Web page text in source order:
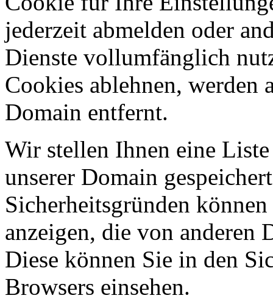
jederzeit abmelden oder
Dienste vollumfänglich
Cookies ablehnen, werden
Domain entfernt.
Wir stellen Ihnen eine
unserer Domain
Sicherheitsgründen
anzeigen, die von anderen
Diese können Sie in den
Browsers einsehen.